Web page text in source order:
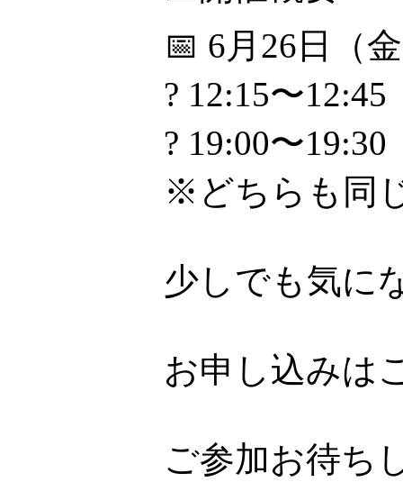
📅 6月26日（
? 12:15〜12:45
? 19:00〜19:30
※どちらも同
少しでも気に
お申し込みは
ご参加お待ち